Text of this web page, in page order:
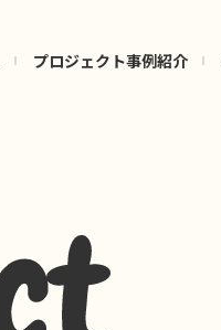
プロジェクト事例紹介